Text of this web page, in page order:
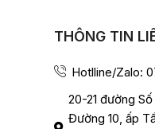
THÔNG TIN
Hotlline/Zalo:
20-21 đường
Đường 10, ấp